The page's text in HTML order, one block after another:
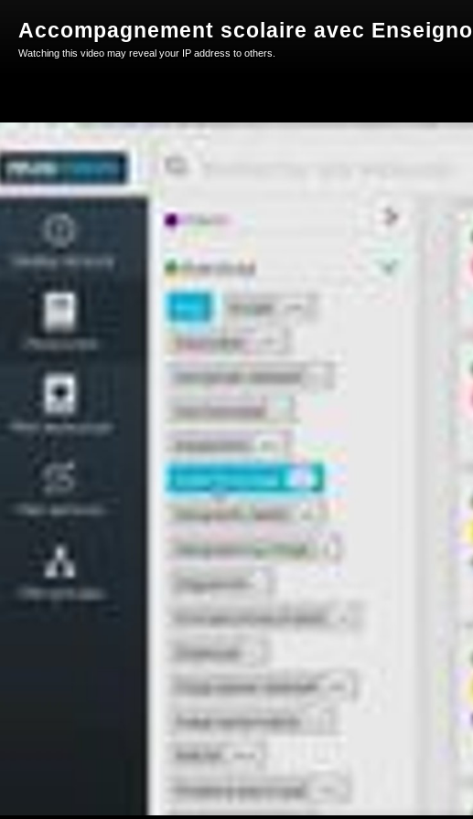
Accompagnement scolaire avec Enseigno
Watching this video may reveal your IP address to others.